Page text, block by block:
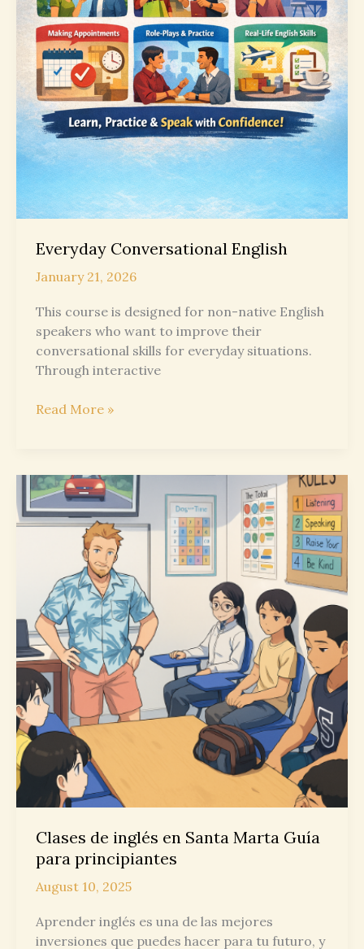
Everyday Conversational English
January 21, 2026
This course is designed for non-native English
speakers who want to improve their
conversational skills for everyday situations.
Through interactive
Everyday
Read More »
Clases de inglés en Santa Marta Guía
para principiantes
August 10, 2025
Aprender inglés es una de las mejores
inversiones que puedes hacer para tu futuro, y